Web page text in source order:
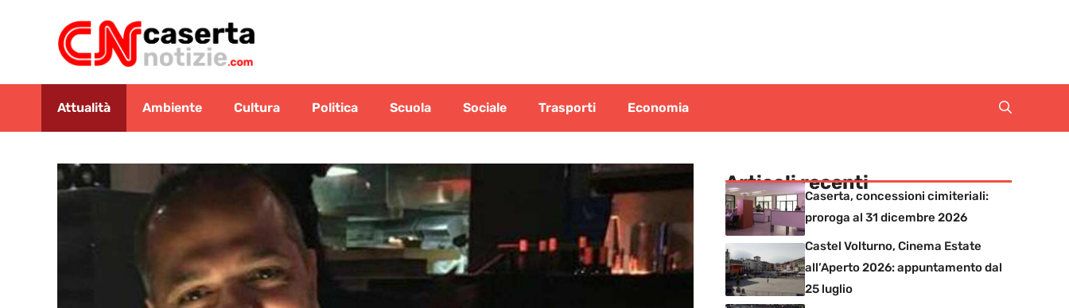
contenuto
Attualità Ambiente Cultura Politica Scuola Sociale Trasporti Economia
Articoli recenti
Caserta, concessioni cimiteriali:
proroga al 31 dicembre 2026
Castel Volturno, Cinema Estate
all’Aperto 2026: appuntamento dal
25 luglio